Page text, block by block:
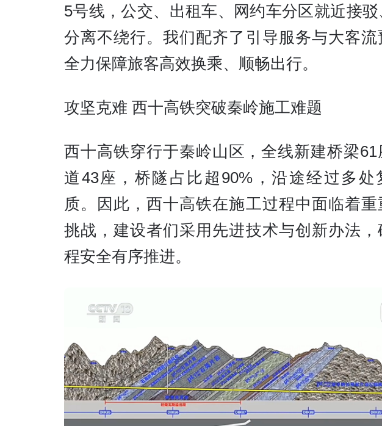
5号线，公交、出租车、网约车分区就近接
分离不绕行。我们配齐了引导服务与大客流
全力保障旅客高效换乘、顺畅出行。
攻坚克难 西十高铁突破秦岭施工难题
西十高铁穿行于秦岭山区，全线新建桥梁61
道43座，桥隧占比超90%，沿途经过多处
质。因此，西十高铁在施工过程中面临着重
挑战，建设者们采用先进技术与创新办法，
程安全有序推进。